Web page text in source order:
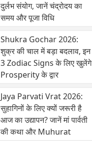
दुर्लभ संयोग, जानें चंद्रोदय का
समय और पूजा विधि
Shukra Gochar 2026:
शुक्र की चाल में बड़ा बदलाव, इन
3 Zodiac Signs के लिए खुलेंगे
Prosperity के द्वार
Jaya Parvati Vrat 2026:
सुहागिनों के लिए क्यों जरूरी है
आज का उद्यापन? जानें मां पार्वती
की कथा और Muhurat